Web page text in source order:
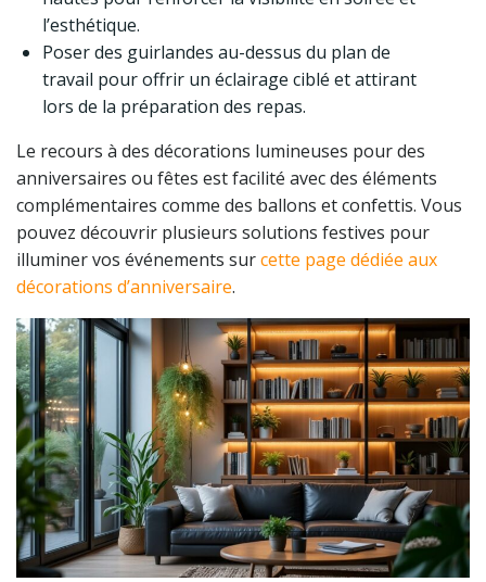
l’esthétique.
Poser des guirlandes au-dessus du plan de
travail pour offrir un éclairage ciblé et attirant
lors de la préparation des repas.
Le recours à des décorations lumineuses pour des
anniversaires ou fêtes est facilité avec des éléments
complémentaires comme des ballons et confettis. Vous
pouvez découvrir plusieurs solutions festives pour
illuminer vos événements surcette page dédiée aux
décorations d’anniversaire.